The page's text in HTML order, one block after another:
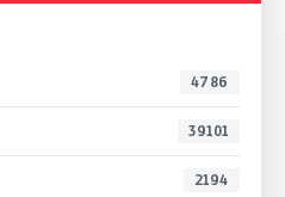
4786
39101
2194